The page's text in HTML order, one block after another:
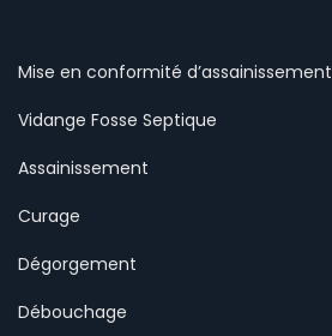
Mise en conformité d’assainissement
Vidange Fosse Septique
Assainissement
Curage
Dégorgement
Débouchage